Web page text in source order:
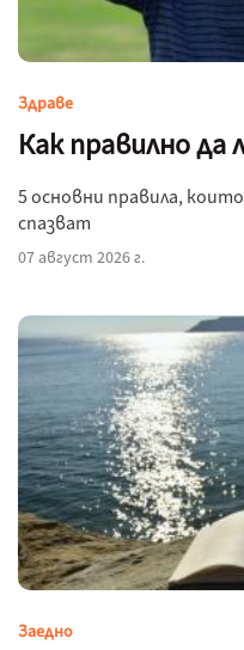
Здраве
Как правилно да
5 основни правила,
спазват
07 август 2026 г.
Заедно